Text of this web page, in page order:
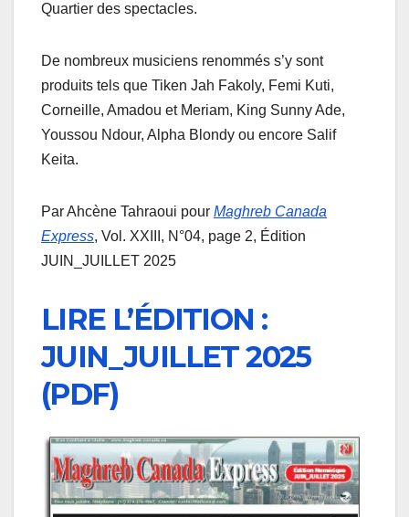
Quartier des spectacles.
De nombreux musiciens renommés s’y sont
produits tels que Tiken Jah Fakoly, Femi Kuti,
Corneille, Amadou et Meriam, King Sunny Ade,
Youssou Ndour, Alpha Blondy ou encore Salif
Keita.
Par Ahcène Tahraoui pour Maghreb Canada
Express, Vol. XXIII, N°04, page 2, Édition
JUIN_JUILLET 2025
LIRE L’ÉDITION :
JUIN_JUILLET 2025
(PDF)